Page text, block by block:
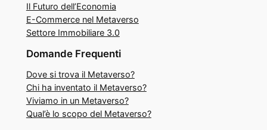
Il Futuro dell’Economia
E-Commerce nel Metaverso
Settore Immobiliare 3.0
Domande Frequenti
Dove si trova il Metaverso?
Chi ha inventato il Metaverso?
Viviamo in un Metaverso?
Qual’è lo scopo del Metaverso?